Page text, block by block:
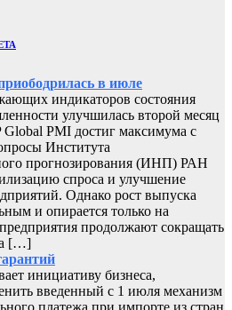
в июле
индикаторов состояния
улучшилась второй месяц
PMI достиг максимума с
Института
прогнозирования (ИНП) РАН
спроса и улучшение
Однако рост выпуска
и опирается только на
продолжают сокращать
а […]
инициативу бизнеса,
введенный с 1 июля механизм